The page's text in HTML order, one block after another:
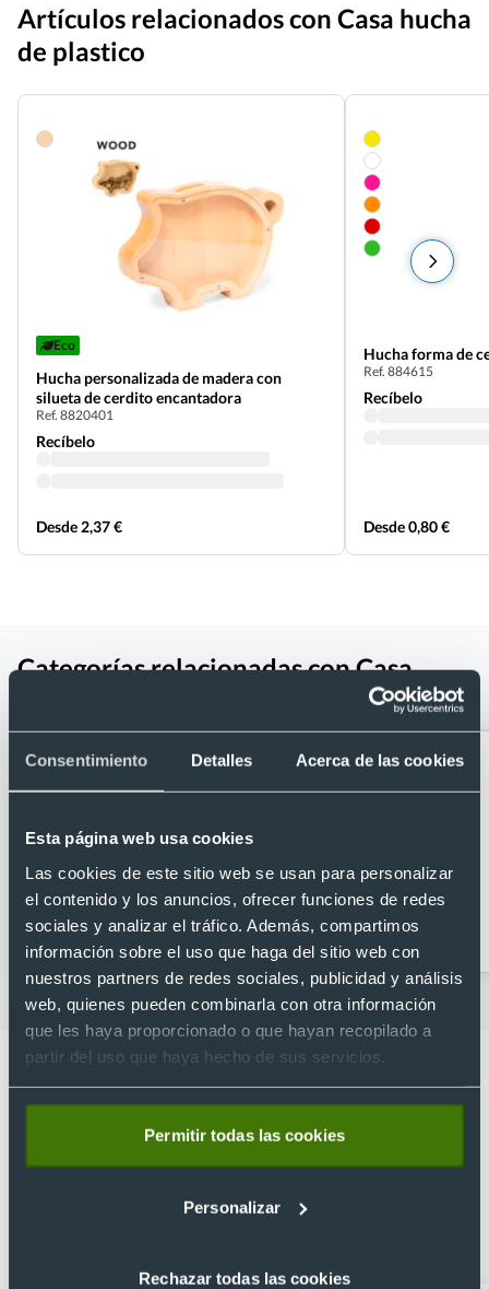
Consentimiento Detalles Acerca de las cookies
Esta página web usa cookies
Las cookies de este sitio web se usan para personalizar
el contenido y los anuncios, ofrecer funciones de redes
sociales y analizar el tráfico. Además, compartimos
información sobre el uso que haga del sitio web con
nuestros partners de redes sociales, publicidad y análisis
web, quienes pueden combinarla con otra información
que les haya proporcionado o que hayan recopilado a
partir del uso que haya hecho de sus servicios.
Permitir todas las cookies
Personalizar
Rechazar todas las cookies
Artículos relacionados con Casa hucha
de plastico
Eco
Hucha personalizada de madera con
silueta de cerdito encantadora
Ref. 8820401
Recíbelo
Desde 2,37 €
Hucha forma de
Ref. 884615
Recíbelo
Desde 0,80 €
Categorías relacionadas con Casa
Abridores
personalizados
Artículos para la cocina